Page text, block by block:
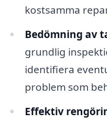
kostsamma
Bedömning av
grundlig
identifiera
problem som
Effektiv